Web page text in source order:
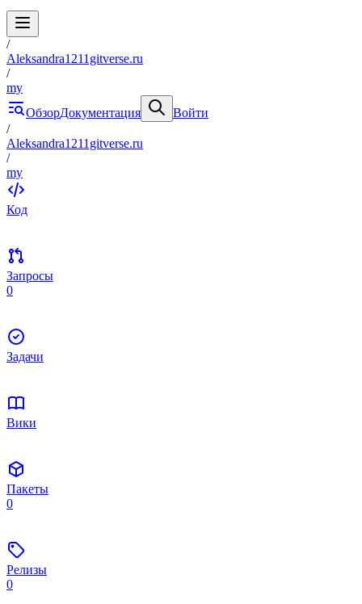
/
Aleksandra1211gitverse.ru
/
my
ОбзорДокументация
Войти
/
Aleksandra1211gitverse.ru
/
my
Код
Запросы
0
Задачи
Вики
Пакеты
0
Релизы
0